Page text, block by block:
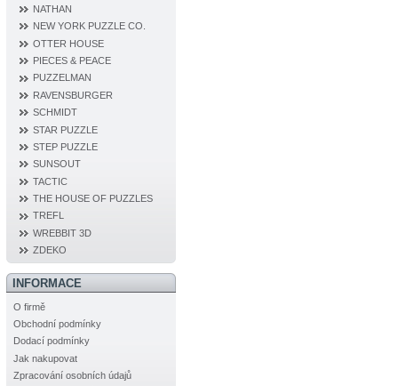
NATHAN
NEW YORK PUZZLE CO.
OTTER HOUSE
PIECES & PEACE
PUZZELMAN
RAVENSBURGER
SCHMIDT
STAR PUZZLE
STEP PUZZLE
SUNSOUT
TACTIC
THE HOUSE OF PUZZLES
TREFL
WREBBIT 3D
ZDEKO
INFORMACE
O firmě
Obchodní podmínky
Dodací podmínky
Jak nakupovat
Zpracování osobních údajů